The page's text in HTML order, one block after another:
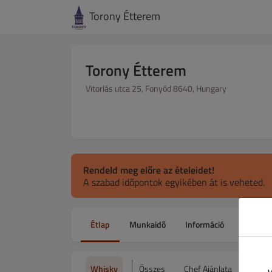
Torony Étterem
Torony Étterem
Vitorlás utca 25, Fonyód 8640, Hungary
Rendeld meg előre az ételeidet!
A szabad időpontok egyikében át is veheted.
Étlap Munkaidő Információ
Whisky Összes Chef Ajánlata